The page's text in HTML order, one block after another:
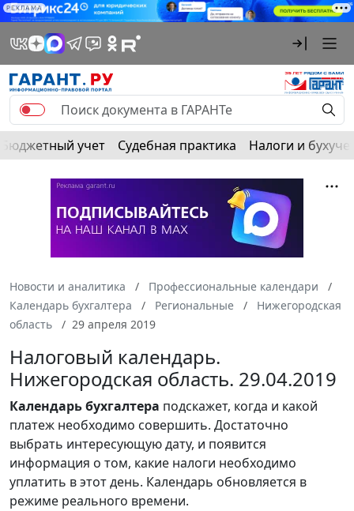
РЕКЛАМА
Бюджетный учет Судебная практика Налоги и
Новости и аналитика
Профессиональные календари
Календарь бухгалтера
Региональные
Нижегородская
область
29 апреля 2019
Налоговый календарь.
Нижегородская область. 29.04.2019
Календарьбухгалтера подскажет, когда и какой
платеж необходимо совершить. Достаточно
выбрать интересующую дату, и появится
информация о том, какие налоги необходимо
уплатить в этот день. Календарь обновляется в
режиме реального времени.